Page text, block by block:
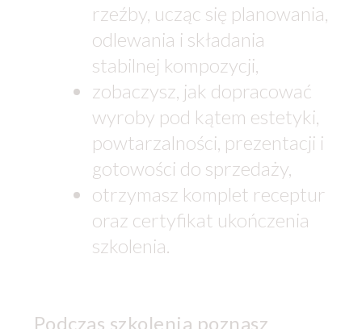
rzeźby, ucząc się planowania,
odlewania i składania
stabilnej kompozycji,
zobaczysz, jak dopracować
wyroby pod kątem estetyki,
powtarzalności, prezentacji i
gotowości do sprzedaży,
otrzymasz komplet receptur
oraz certyfikat ukończenia
szkolenia.
Podczas szkolenia poznasz